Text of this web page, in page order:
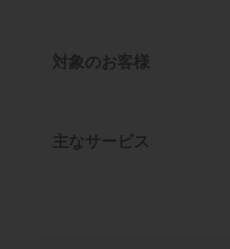
対象のお客様
主なサービス